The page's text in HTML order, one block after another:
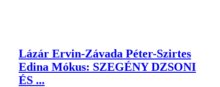
Lázár Ervin-Závada Péter-Szirtes
Edina Mókus: SZEGÉNY DZSONI
ÉS ...